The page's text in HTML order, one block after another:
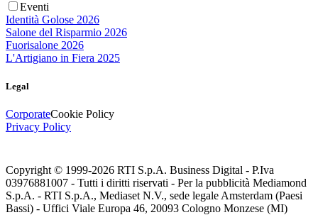
Eventi
Identità Golose 2026
Salone del Risparmio 2026
Fuorisalone 2026
L'Artigiano in Fiera 2025
Legal
CorporateCookie Policy
Privacy Policy
Copyright © 1999-2026 RTI S.p.A. Business Digital - P.Iva
03976881007 - Tutti i diritti riservati - Per la pubblicità Mediamond
S.p.A. - RTI S.p.A., Mediaset N.V., sede legale Amsterdam (Paesi
Bassi) - Uffici Viale Europa 46, 20093 Cologno Monzese (MI)